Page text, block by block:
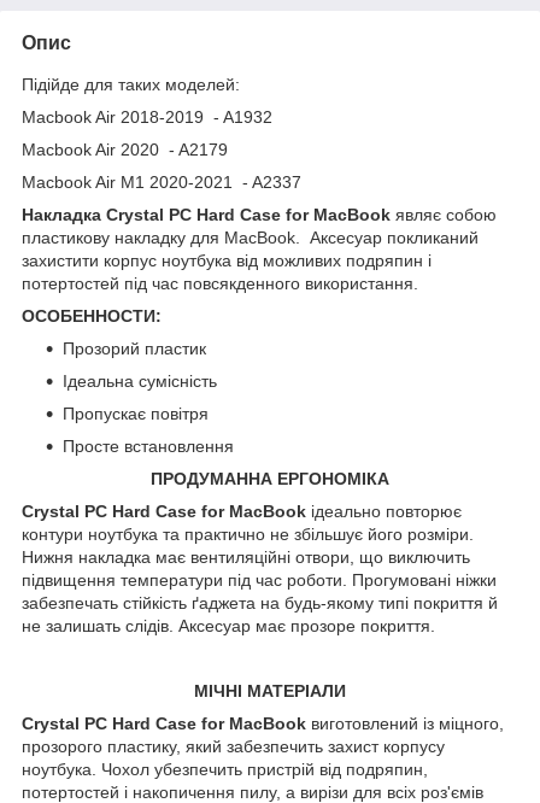
Опис
Підійде для таких моделей:
Macbook Air 2018-2019 - A1932
Macbook Air 2020 - A2179
Macbook Air M1 2020-2021 - A2337
Накладка Crystal PC Hard Case for MacBook являє собою
пластикову накладку для MacBook. Аксесуар покликаний
захистити корпус ноутбука від можливих подряпин і
потертостей під час повсякденного використання.
ОСОБЕННОСТИ:
Прозорий пластик
Ідеальна сумісність
Пропускає повітря
Просте встановлення
ПРОДУМАННА ЕРГОНОМІКА
Crystal PC Hard Case for MacBook ідеально повторює
контури ноутбука та практично не збільшує його розміри.
Нижня накладка має вентиляційні отвори, що виключить
підвищення температури під час роботи. Прогумовані ніжки
забезпечать стійкість ґаджета на будь-якому типі покриття й
не залишать слідів. Аксесуар має прозоре покриття.
МІЧНІ МАТЕРІАЛИ
Crystal PC Hard Case for MacBook виготовлений із міцного,
прозорого пластику, який забезпечить захист корпусу
ноутбука. Чохол убезпечить пристрій від подряпин,
потертостей і накопичення пилу, а вирізи для всіх роз'ємів